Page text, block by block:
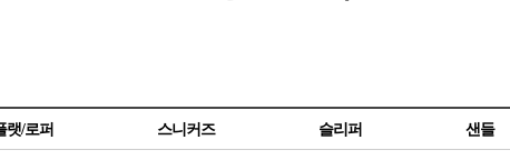
랫/로퍼 스니커즈 슬리퍼 샌들